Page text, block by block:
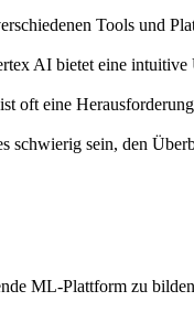
Tools und
AI bietet eine
eine
schwierig sein, den
ML-Plattform zu